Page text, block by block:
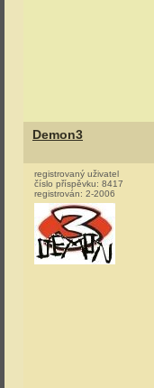
Demon3
registrovaný uživatel
číslo příspěvku: 8417
registrován: 2-2006